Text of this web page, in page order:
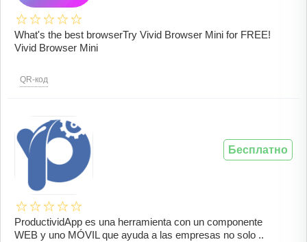
What's the best browserTry Vivid Browser Mini for FREE!
Vivid Browser Mini
QR-код
ProductividApp es una herramienta con un componente
WEB y uno MÓVIL que ayuda a las empresas no solo ..
Бесплатно